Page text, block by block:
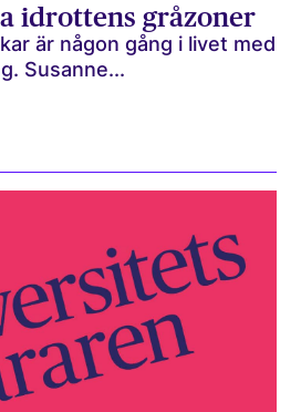
idrottens gråzoner
är någon gång i livet med
Susanne...